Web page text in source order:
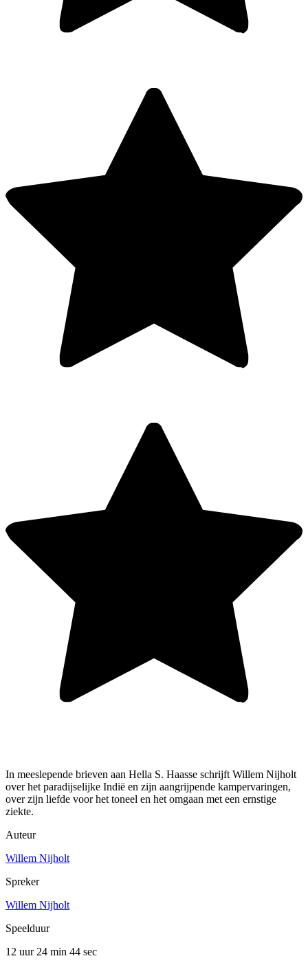
In meeslepende brieven aan Hella S. Haasse schrijft Willem Nijholt
over het paradijselijke Indië en zijn aangrijpende kampervaringen,
over zijn liefde voor het toneel en het omgaan met een ernstige
ziekte.
Auteur
Willem Nijholt
Spreker
Willem Nijholt
Speelduur
12 uur 24 min 44 sec